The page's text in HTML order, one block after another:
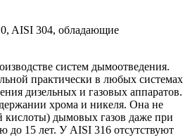
AISI 304, обладающие
систем дымоотведения.
практически в любых системах
дизельных и газовых аппаратов.
хрома и никеля. Она не
кислоты) дымовых газов даже при
до 15 лет. У AISI 316 отсутствуют